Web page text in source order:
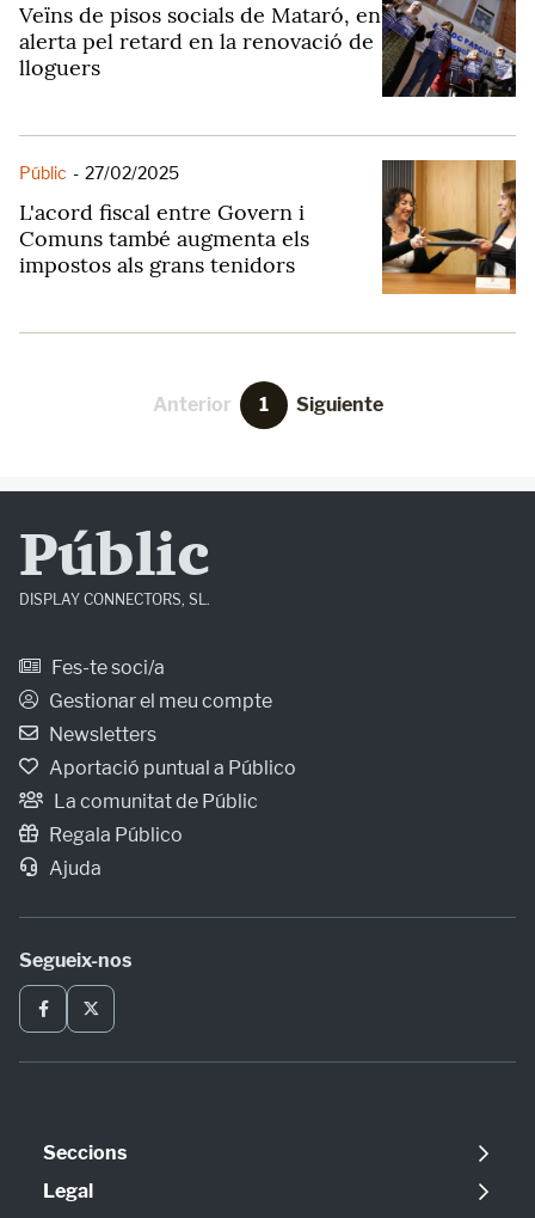
Veïns de pisos socials de Mataró, en
alerta pel retard en la renovació de
lloguers
Públic - 27/02/2025
L'acord fiscal entre Govern i
Comuns també augmenta els
impostos als grans tenidors
Anterior 1 Siguiente
Públic
DISPLAY CONNECTORS, SL.
Fes-te soci/a
Gestionar el meu compte
Newsletters
Aportació puntual a Público
La comunitat de Públic
Regala Público
Ajuda
Segueix-nos
Seccions
Política
Legal